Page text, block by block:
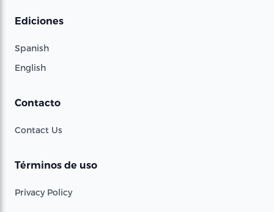
Ediciones
Spanish
English
Contacto
Contact Us
Términos de uso
Privacy Policy